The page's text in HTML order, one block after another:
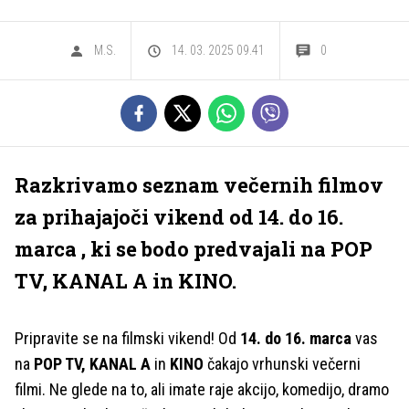
M.S. 14. 03. 2025 09.41 0
Razkrivamo seznam večernih filmov
za prihajajoči vikend od 14. do 16.
marca , ki se bodo predvajali na POP
TV, KANAL A in KINO.
Pripravite se na filmski vikend! Od 14. do 16. marca vas
na POP TV, KANAL A in KINO čakajo vrhunski večerni
filmi. Ne glede na to, ali imate raje akcijo, komedijo, dramo